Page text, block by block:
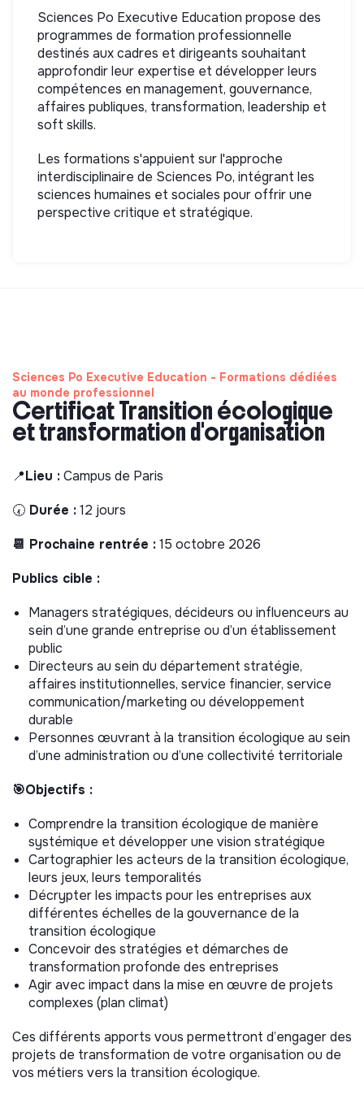
Sciences Po Executive Education propose des
programmes de formation professionnelle
destinés aux cadres et dirigeants souhaitant
approfondir leur expertise et développer leurs
compétences en management, gouvernance,
affaires publiques, transformation, leadership et
soft skills.
Les formations s'appuient sur l'approche
interdisciplinaire de Sciences Po, intégrant les
sciences humaines et sociales pour offrir une
perspective critique et stratégique.
Sciences Po Executive Education - Formations dédiées
au monde professionnel
Certificat Transition écologique
et transformation d'organisation
📍Lieu :Campus de Paris
🕢 Durée :12 jours
📆 Prochaine rentrée :15 octobre 2026
Publics cible :
Managers stratégiques, décideurs ou influenceurs au
sein d’une grande entreprise ou d’un établissement
public
Directeurs au sein du département stratégie,
affaires institutionnelles, service financier, service
communication/marketing ou développement
durable
Personnes œuvrant à la transition écologique au sein
d’une administration ou d’une collectivité territoriale
🎯Objectifs :
Comprendre la transition écologique de manière
systémique et développer une vision stratégique
Cartographier les acteurs de la transition écologique,
leurs jeux, leurs temporalités
Décrypter les impacts pour les entreprises aux
différentes échelles de la gouvernance de la
transition écologique
Concevoir des stratégies et démarches de
transformation profonde des entreprises
Agir avec impact dans la mise en œuvre de projets
complexes (plan climat)
Ces différents apports vous permettront d’engager des
projets de transformation de votre organisation ou de
vos métiers vers la transition écologique.